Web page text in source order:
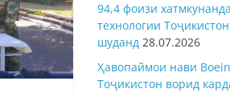
94,4 фоизи
технологии
шуданд 28.07.2026
Ҳавопаймои нави
Тоҷикистон ворид